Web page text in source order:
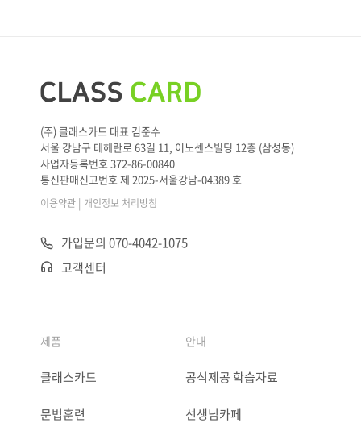
(주) 클래스카드 대표 김준수
서울 강남구 테헤란로 63길 11, 이노센스빌딩 12층 (삼성동)
사업자등록번호 372-86-00840
통신판매신고번호 제 2025-서울강남-04389 호
이용약관 | 개인정보 처리방침
가입문의 070-4042-1075
고객센터
제품
클래스카드
문법훈련
안내
공식제공 학습자료
선생님카페